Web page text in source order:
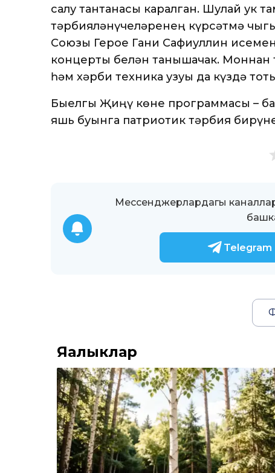
салу тантанасы каралган. Шулай ук
тәрбияләнүчеләренең күрсәтмә
Союзы Герое Гани Сафиуллин
концерты белән танышачак.
һәм хәрби техника узуы да күздә
Быелгы Җиңү көне программасы –
яшь буынга патриотик тәрбия
Мессенджерлардагы
Telegram
Яңалыклар